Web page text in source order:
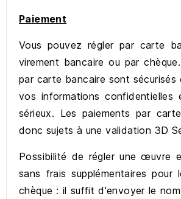
Paiement
Vous pouvez régler par carte
virement bancaire ou par
par carte bancaire sont sécurisés
vos informations confidentielles
sérieux. Les paiements par
donc sujets à une validation 3D
Possibilité de régler une œuvre
sans frais supplémentaires pour
chèque : il suffit d'envoyer le